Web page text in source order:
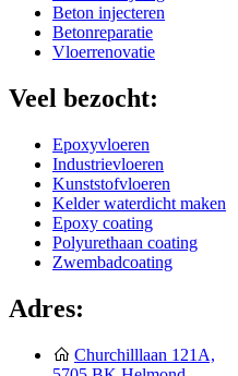
Beton injecteren
Betonreparatie
Vloerrenovatie
Veel bezocht:
Epoxyvloeren
Industrievloeren
Kunststofvloeren
Kelder waterdicht maken
Epoxy coating
Polyurethaan coating
Zwembadcoating
Adres:
Churchilllaan 121A,